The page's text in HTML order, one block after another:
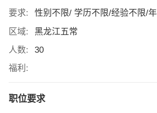
要求:
性别不限/ 学历不限/经验不限/
区域:
黑龙江五常
人数:
30
福利:
职位要求